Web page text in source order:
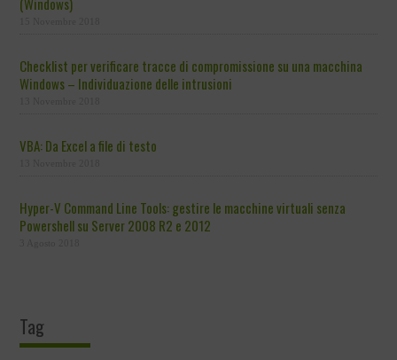
Checklist per verificare tracce di compromissione su una macchina
Windows – Individuazione delle intrusioni
VBA: Da Excel a file di testo
Hyper-V Command Line Tools: gestire le macchine virtuali senza
Powershell su Server 2008 R2 e 2012
Tag